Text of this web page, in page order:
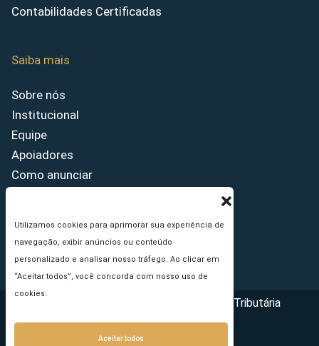
Utilizamos cookies para aprimorar sua experiência de
navegação, exibir anúncios ou conteúdo
personalizado e analisar nosso tráfego. Ao clicar em
“Aceitar todos”, você concorda com nosso uso de
cookies.
Aceitar todos
Contabilidades Certificadas
Saiba mais
Sobre nós
Institucional
Equipe
Apoiadores
Como anunciar
Princípios Editoriais
Copyright © 2026 - Portal da Reforma Tributária